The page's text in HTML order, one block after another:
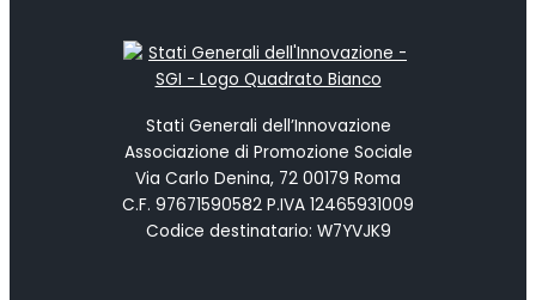
Stati Generali dell’Innovazione
Associazione di Promozione Sociale
Via Carlo Denina, 72 00179 Roma
C.F. 97671590582 P.IVA 12465931009
Codice destinatario: W7YVJK9